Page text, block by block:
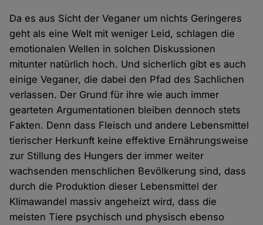
Da es aus Sicht der Veganer um nichts Geringeres
geht als eine Welt mit weniger Leid, schlagen die
emotionalen Wellen in solchen Diskussionen
mitunter natürlich hoch. Und sicherlich gibt es auch
einige Veganer, die dabei den Pfad des Sachlichen
verlassen. Der Grund für ihre wie auch immer
gearteten Argumentationen bleiben dennoch stets
Fakten. Denn dass Fleisch und andere Lebensmittel
tierischer Herkunft keine effektive Ernährungsweise
zur Stillung des Hungers der immer weiter
wachsenden menschlichen Bevölkerung sind, dass
durch die Produktion dieser Lebensmittel der
Klimawandel massiv angeheizt wird, dass die
meisten Tiere psychisch und physisch ebenso